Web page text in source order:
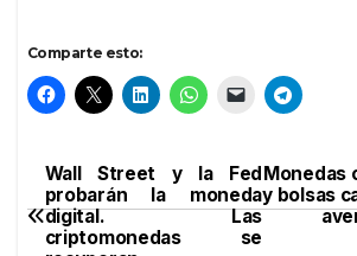
Comparte esto:
Navegación
de
Monedas
y bolsas
Wall Street y la Fed
probarán la moneda
digital. Las
criptomonedas se